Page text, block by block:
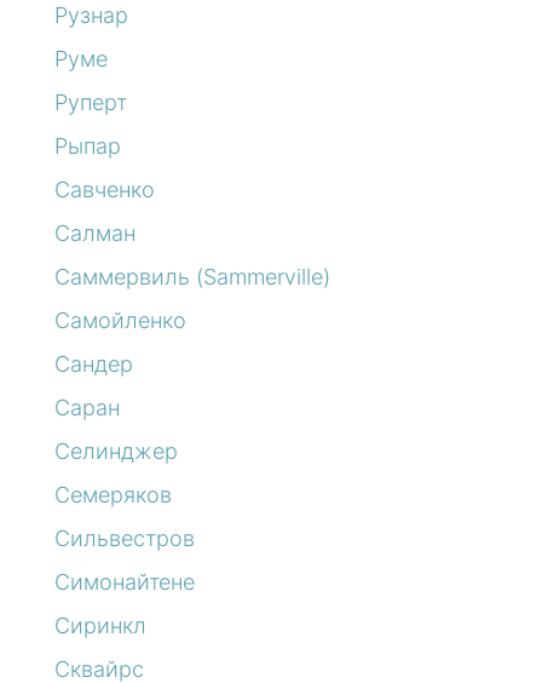
Рузнар
Руме
Руперт
Рыпар
Савченко
Салман
Саммервиль (Sammerville)
Самойленко
Сандер
Саран
Селинджер
Семеряков
Сильвестров
Симонайтене
Сиринкл
Сквайрс